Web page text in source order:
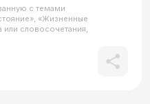
с темами
«Жизненные
или словосочетания,